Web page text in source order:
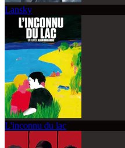
Lansky
L'inconnu du lac